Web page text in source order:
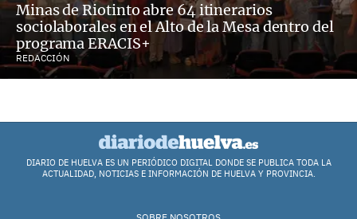
Minas de Riotinto abre 64 itinerarios
sociolaborales en el Alto de la Mesa dentro del
programa ERACIS+
REDACCIÓN
DIARIO DE HUELVA ES UN PERIÓDICO DIGITAL DONDE SE PUBLICA TODA LA
ACTUALIDAD, NOTICIAS E INFORMACIÓN DE HUELVA Y PROVINCIA.